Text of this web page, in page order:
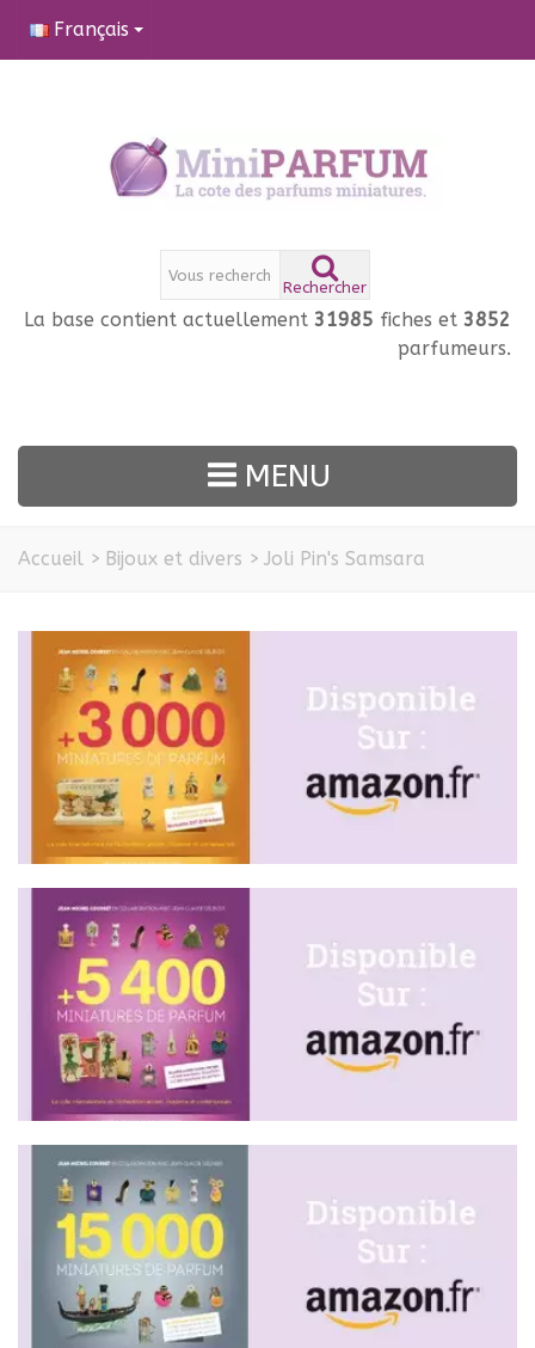
Français
Rechercher
La base contient actuellement 31985 fiches et 3852
parfumeurs.
MENU
Accueil > Bijoux et divers > Joli Pin's Samsara